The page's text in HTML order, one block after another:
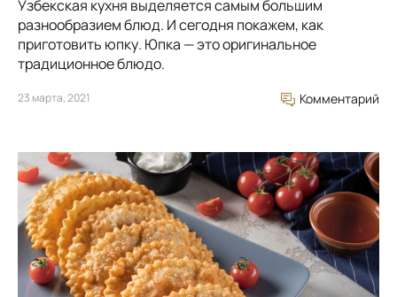
Узбекская кухня выделяется самым большим
разнообразием блюд. И сегодня покажем, как
приготовить юпку. Юпка — это оригинальное
традиционное блюдо.
23 марта, 2021 Комментарий